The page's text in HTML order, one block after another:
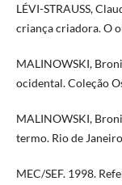
LÉVI-STRAUSS,
criança criadora. O
MALINOWSKI,
ocidental. Coleção
MALINOWSKI,
termo. Rio de
MEC/SEF. 1998.